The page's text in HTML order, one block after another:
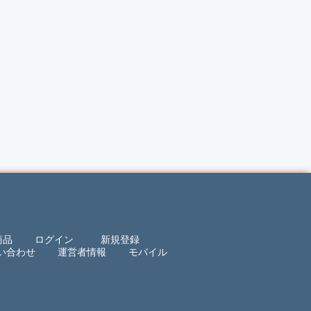
品 ログイン
新規登録
合わせ
運営者情報 モバイル